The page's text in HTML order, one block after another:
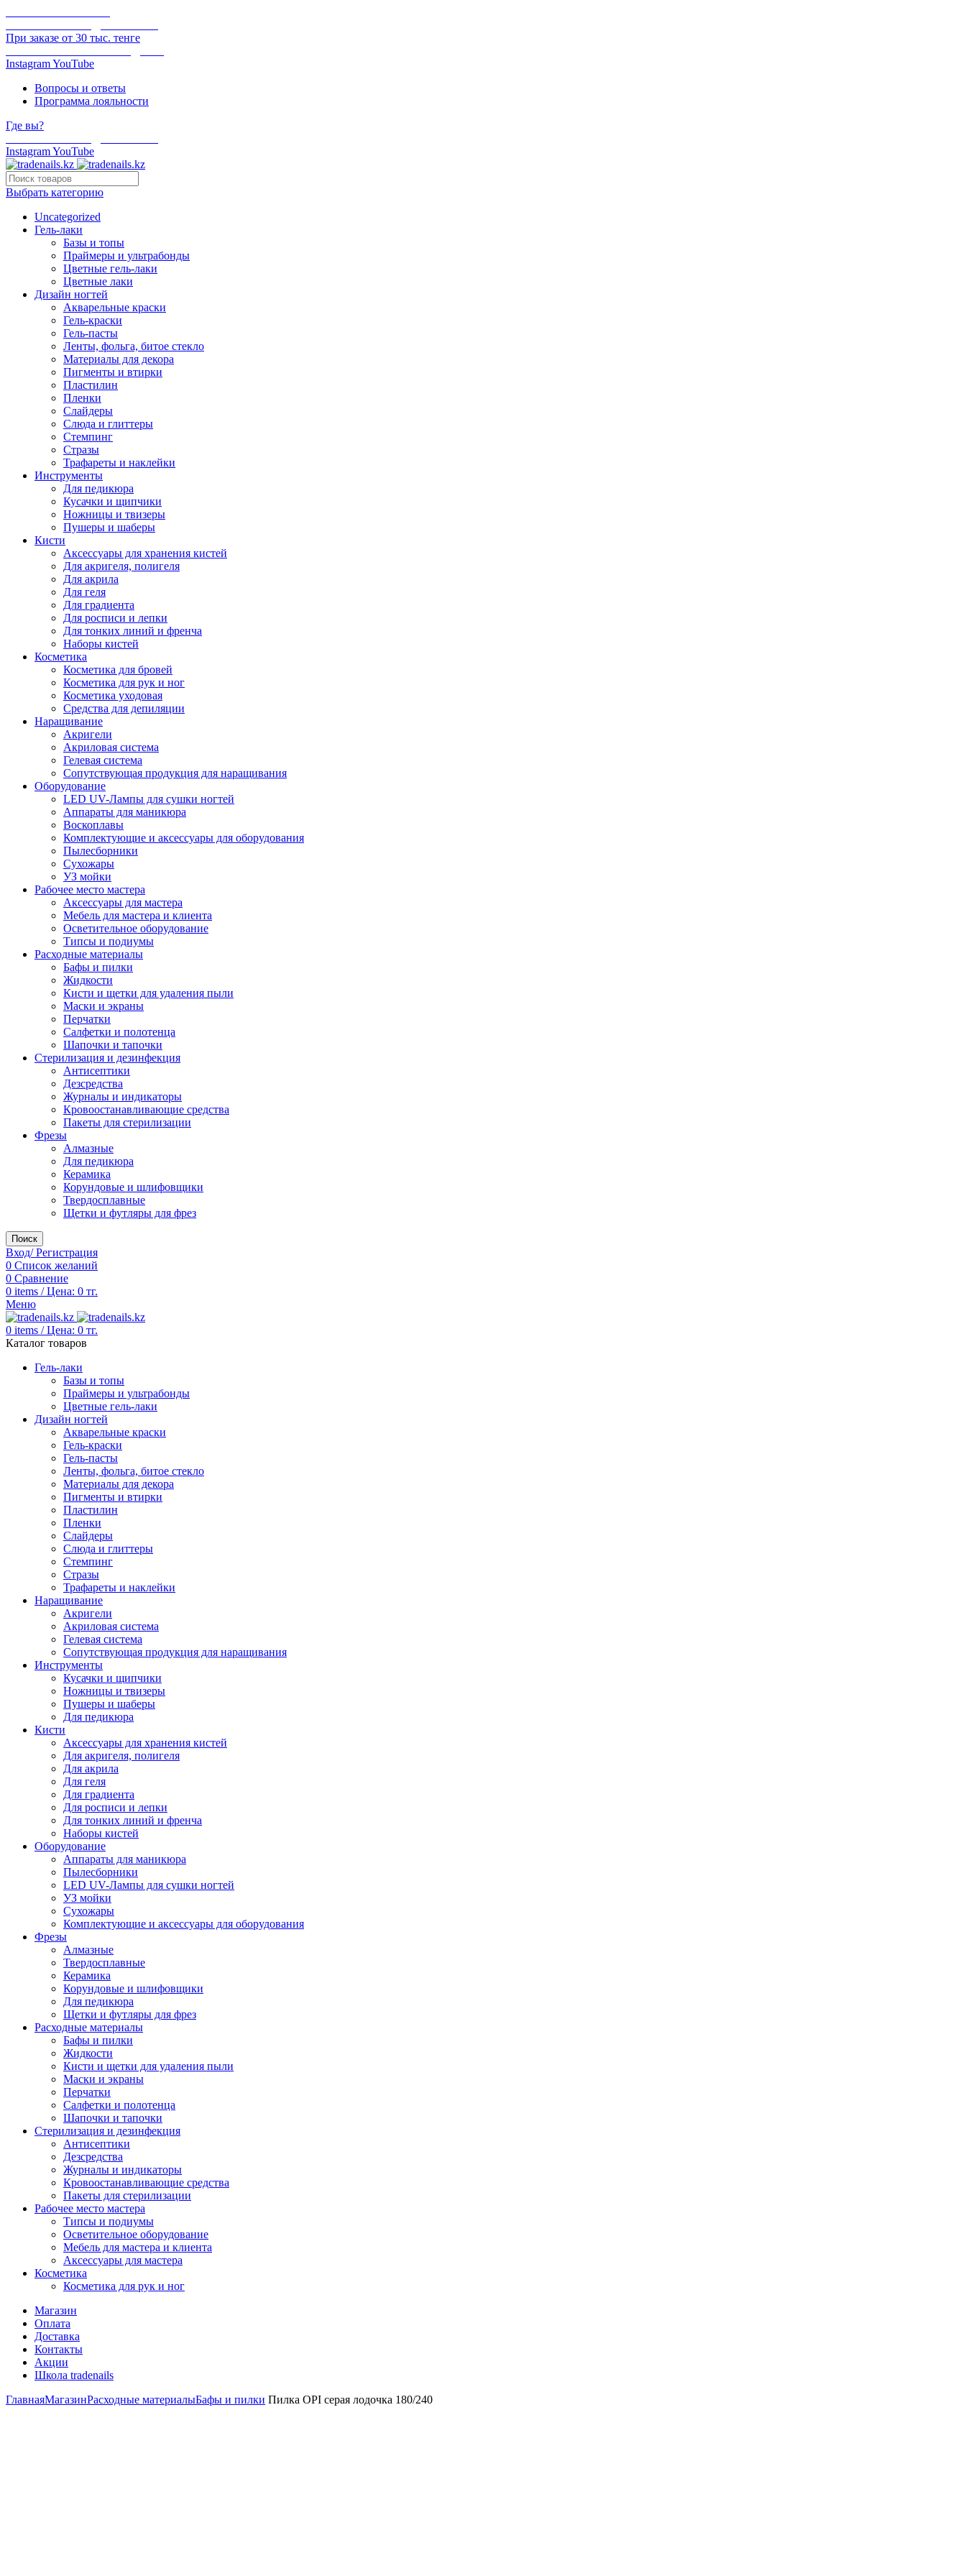
При заказе от 30 тыс. тенге
InstagramYouTube
Вопросы и ответы
Программа лояльности
Где вы?
InstagramYouTube
Выбрать категорию
Uncategorized
Гель-лаки
Базы и топы
Праймеры и ультрабонды
Цветные гель-лаки
Цветные лаки
Дизайн ногтей
Акварельные краски
Гель-краски
Гель-пасты
Ленты, фольга, битое стекло
Материалы для декора
Пигменты и втирки
Пластилин
Пленки
Слайдеры
Слюда и глиттеры
Стемпинг
Стразы
Трафареты и наклейки
Инструменты
Для педикюра
Кусачки и щипчики
Ножницы и твизеры
Пушеры и шаберы
Кисти
Аксессуары для хранения кистей
Для акригеля, полигеля
Для акрила
Для геля
Для градиента
Для росписи и лепки
Для тонких линий и френча
Наборы кистей
Косметика
Косметика для бровей
Косметика для рук и ног
Косметика уходовая
Средства для депиляции
Наращивание
Акригели
Акриловая система
Гелевая система
Сопутствующая продукция для наращивания
Оборудование
LED UV-Лампы для сушки ногтей
Аппараты для маникюра
Воскоплавы
Комплектующие и аксессуары для оборудования
Пылесборники
Сухожары
УЗ мойки
Рабочее место мастера
Аксессуары для мастера
Мебель для мастера и клиента
Осветительное оборудование
Типсы и подиумы
Расходные материалы
Бафы и пилки
Жидкости
Кисти и щетки для удаления пыли
Маски и экраны
Перчатки
Салфетки и полотенца
Шапочки и тапочки
Стерилизация и дезинфекция
Антисептики
Дезсредства
Журналы и индикаторы
Кровоостанавливающие средства
Пакеты для стерилизации
Фрезы
Алмазные
Для педикюра
Керамика
Корундовые и шлифовщики
Твердосплавные
Щетки и футляры для фрез
Поиск
Вход/ Регистрация
0 Список желаний
0 Сравнение
0 items / Цена: 0 тг.
Меню
0 items / Цена: 0 тг.
Каталог товаров
Гель-лаки
Базы и топы
Праймеры и ультрабонды
Цветные гель-лаки
Дизайн ногтей
Акварельные краски
Гель-краски
Гель-пасты
Ленты, фольга, битое стекло
Материалы для декора
Пигменты и втирки
Пластилин
Пленки
Слайдеры
Слюда и глиттеры
Стемпинг
Стразы
Трафареты и наклейки
Наращивание
Акригели
Акриловая система
Гелевая система
Сопутствующая продукция для наращивания
Инструменты
Кусачки и щипчики
Ножницы и твизеры
Пушеры и шаберы
Для педикюра
Кисти
Аксессуары для хранения кистей
Для акригеля, полигеля
Для акрила
Для геля
Для градиента
Для росписи и лепки
Для тонких линий и френча
Наборы кистей
Оборудование
Аппараты для маникюра
Пылесборники
LED UV-Лампы для сушки ногтей
УЗ мойки
Сухожары
Комплектующие и аксессуары для оборудования
Фрезы
Алмазные
Твердосплавные
Керамика
Корундовые и шлифовщики
Для педикюра
Щетки и футляры для фрез
Расходные материалы
Бафы и пилки
Жидкости
Кисти и щетки для удаления пыли
Маски и экраны
Перчатки
Салфетки и полотенца
Шапочки и тапочки
Стерилизация и дезинфекция
Антисептики
Дезсредства
Журналы и индикаторы
Кровоостанавливающие средства
Пакеты для стерилизации
Рабочее место мастера
Типсы и подиумы
Осветительное оборудование
Мебель для мастера и клиента
Аксессуары для мастера
Косметика
Косметика для рук и ног
Магазин
Оплата
Доставка
Контакты
Акции
Школа tradenails
ГлавнаяМагазинРасходные материалыБафы и пилки Пилка OPI серая лодочка 180/240